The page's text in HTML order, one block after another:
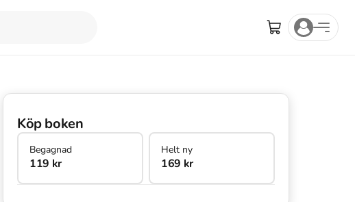
Köp boken
Begagnad
119 kr
Helt ny
169 kr